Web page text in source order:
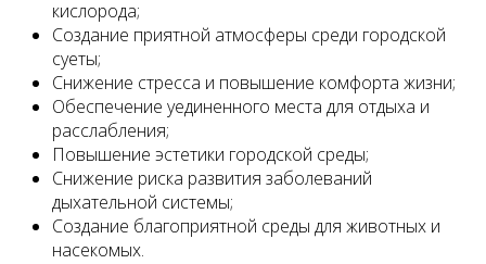
кислорода;
Создание приятной атмосферы среди городской
суеты;
Снижение стресса и повышение комфорта жизни;
Обеспечение уединенного места для отдыха и
расслабления;
Повышение эстетики городской среды;
Снижение риска развития заболеваний
дыхательной системы;
Создание благоприятной среды для животных и
насекомых.